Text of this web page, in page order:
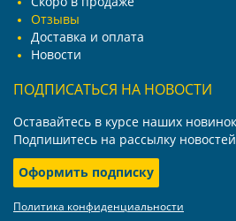
Отзывы
Доставка и оплата
Новости
ПОДПИСАТЬСЯ НА НОВОСТИ
Оставайтесь в курсе наших
Подпишитесь на рассылку
Оформить подписку
Политика конфиденциальности